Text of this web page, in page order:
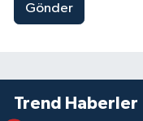
Gönder
Trend Haberler